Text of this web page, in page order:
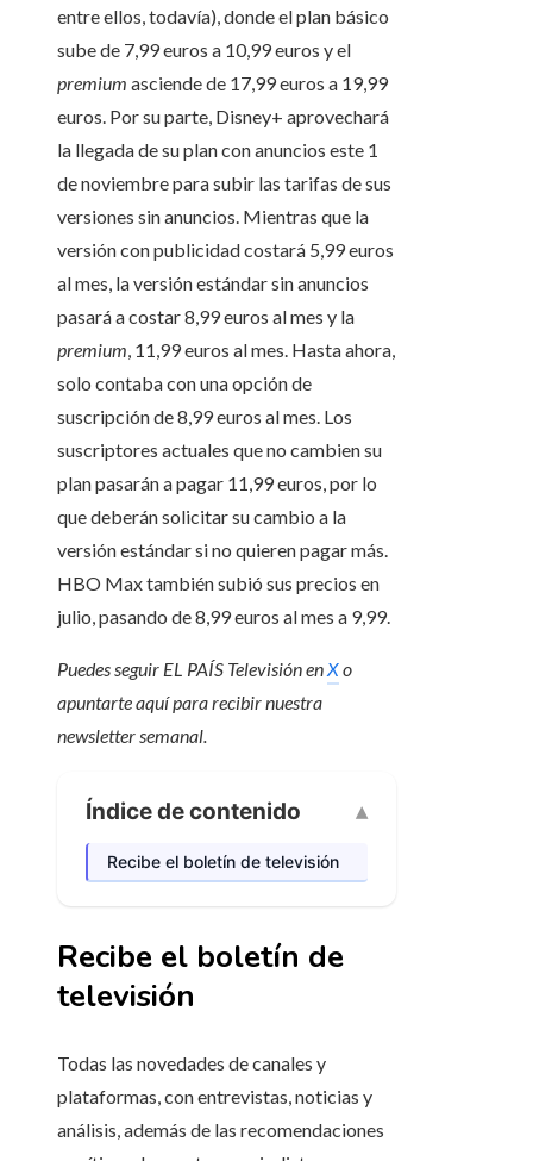
entre ellos, todavía), donde el plan básico
sube de 7,99 euros a 10,99 euros y el
premium asciende de 17,99 euros a 19,99
euros. Por su parte, Disney+ aprovechará
la llegada de su plan con anuncios este 1
de noviembre para subir las tarifas de sus
versiones sin anuncios. Mientras que la
versión con publicidad costará 5,99 euros
al mes, la versión estándar sin anuncios
pasará a costar 8,99 euros al mes y la
premium, 11,99 euros al mes. Hasta ahora,
solo contaba con una opción de
suscripción de 8,99 euros al mes. Los
suscriptores actuales que no cambien su
plan pasarán a pagar 11,99 euros, por lo
que deberán solicitar su cambio a la
versión estándar si no quieren pagar más.
HBO Max también subió sus precios en
julio, pasando de 8,99 euros al mes a 9,99.
Puedes seguir EL PAÍS Televisión enXo
apuntarte aquí para recibirnuestra
newsletter semanal.
Índice de contenido
Recibe el boletín de televisión
Recibe el boletín de
televisión
Todas las novedades de canales y
plataformas, con entrevistas, noticias y
análisis, además de las recomendaciones